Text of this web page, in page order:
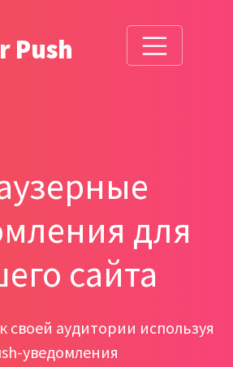
Push
для
сайта
своей аудитории используя
уведомления